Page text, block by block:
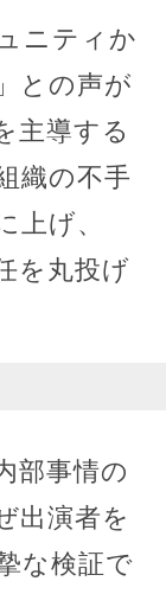
ニティか
との声が
主導する
織の不手
上げ、
を丸投げ
部事情の
出演者を
な検証で